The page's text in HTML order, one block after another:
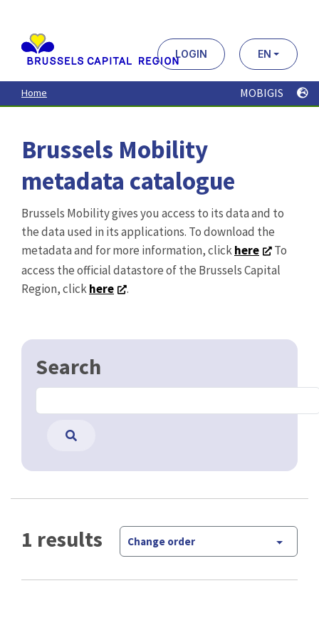
contenu
principal
LOGIN EN
Home MOBIGIS
Brussels Mobility
metadata catalogue
Brussels Mobility gives you access to its data and to
the data used in its applications. To download the
metadata and for more information, clickhere
To
access the official datastore of the Brussels Capital
Region, clickhere .
Search
1 results Change order